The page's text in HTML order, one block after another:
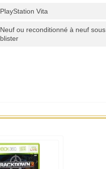
PlayStation Vita
Neuf ou reconditionné à neuf sous
blister